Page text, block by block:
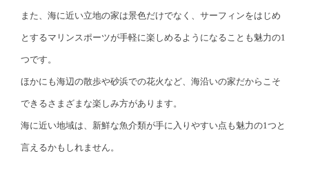
また、海に近い立地の家は景色だけでなく、サーフィンをはじめ
とするマリンスポーツが手軽に楽しめるようになることも魅力の1
つです。
ほかにも海辺の散歩や砂浜での花火など、海沿いの家だからこそ
できるさまざまな楽しみ方があります。
海に近い地域は、新鮮な魚介類が手に入りやすい点も魅力の1つと
言えるかもしれません。